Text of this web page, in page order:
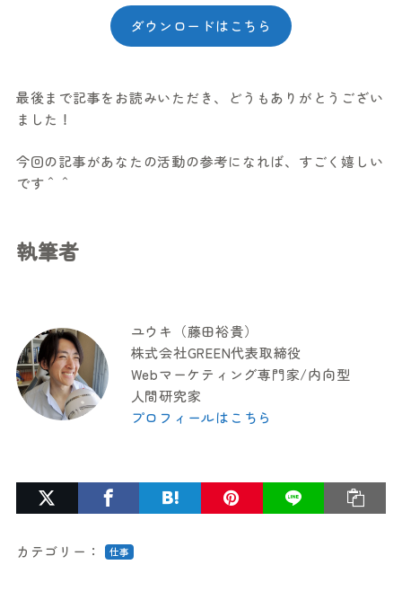
ダウンロードはこちら
最後まで記事をお読みいただき、どうもありがとうござい
ました！
今回の記事があなたの活動の参考になれば、すごく嬉しい
です＾＾
執筆者
ユウキ（藤田裕貴）
株式会社GREEN代表取締役
Webマーケティング専門家/内向型
人間研究家
プロフィールはこちら
カテゴリー： 仕事